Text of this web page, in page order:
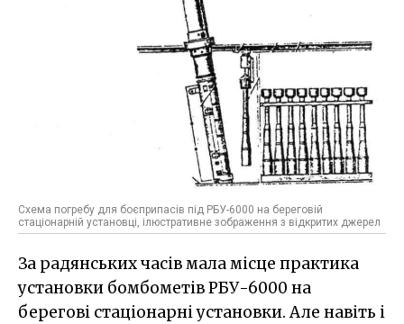
Схема погребу для боєприпасів під РБУ-6000 на береговій
стаціонарній установці, ілюстративне зображення з відкритих джерел
За радянських часів мала місце практика
установки бомбометів РБУ-6000 на
берегові стаціонарні установки. Але навіть і